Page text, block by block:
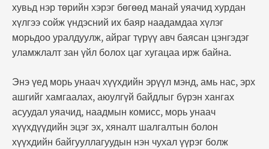
хувьд нэр төрийн хэрэг бөгөөд манай уяачид хурдан
хүлгээ сойж үндэсний их баяр наадамдаа хүлэг
морьдоо уралдуулж, айраг түрүү авч баясан цэнгэдэг
уламжлалт зан үйл болох цаг хугацаа ирж байна.
Энэ үед морь унаач хүүхдийн эрүүл мэнд, амь нас, эрх
ашгийг хамгаалах, аюулгүй байдлыг бүрэн хангах
асуудал уяачид, наадмын комисс, морь унаач
хүүхдүүдийн эцэг эх, хяналт шалгалтын болон
хүүхдийн байгууллагуудын нэн чухал үүрэг болж